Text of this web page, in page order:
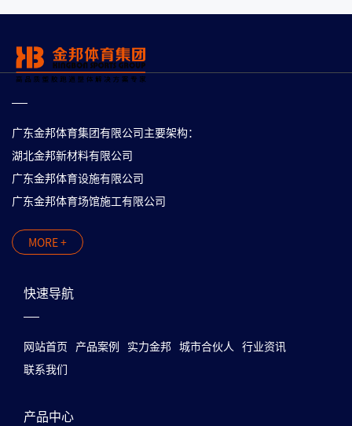
广东金邦体育集团有限公司主要架构：
湖北金邦新材料有限公司
广东金邦体育设施有限公司
广东金邦体育场馆施工有限公司
MORE +
快速导航
网站首页 产品案例 实力金邦 城市合伙人 行业资讯
联系我们
产品中心